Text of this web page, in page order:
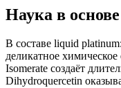
Наука в
В составе liquid
деликатное
Isomerate создаёт
Dihydroquercetin